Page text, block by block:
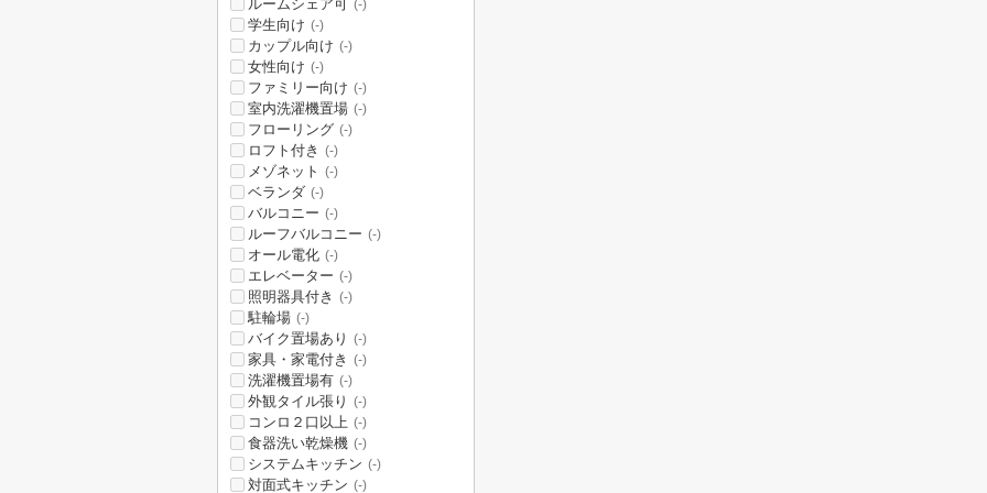
ルームシェア可 (-)
学生向け (-)
カップル向け (-)
女性向け (-)
ファミリー向け (-)
室内洗濯機置場 (-)
フローリング (-)
ロフト付き (-)
メゾネット (-)
ベランダ (-)
バルコニー (-)
ルーフバルコニー (-)
オール電化 (-)
エレベーター (-)
照明器具付き (-)
駐輪場 (-)
バイク置場あり (-)
家具・家電付き (-)
洗濯機置場有 (-)
外観タイル張り (-)
コンロ２口以上 (-)
食器洗い乾燥機 (-)
システムキッチン (-)
対面式キッチン (-)